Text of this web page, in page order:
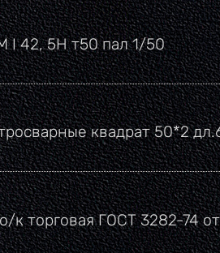
I 42, 5Н т50 пал 1/50
квадрат 50*2
к торговая ГОСТ 3282-74